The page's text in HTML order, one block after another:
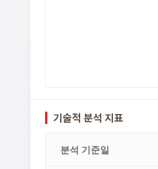
기술적 분석 지표
분석 기준일